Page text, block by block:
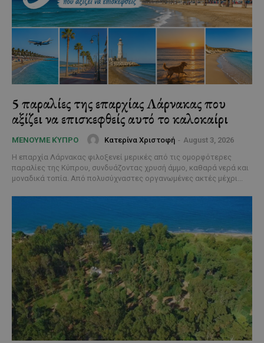
5 παραλίες της επαρχίας Λάρνακας που
αξίζει να επισκεφθείς αυτό το καλοκαίρι
ΜΈΝΟΥΜΕ ΚΎΠΡΟ Κατερίνα Χριστοφή - August 3, 2026
Η επαρχία Λάρνακας φιλοξενεί μερικές από τις ομορφότερες
παραλίες της Κύπρου, συνδυάζοντας χρυσή άμμο, καθαρά νερά και
μοναδικά τοπία. Από πολυσύχναστες οργανωμένες ακτές μέχρι...